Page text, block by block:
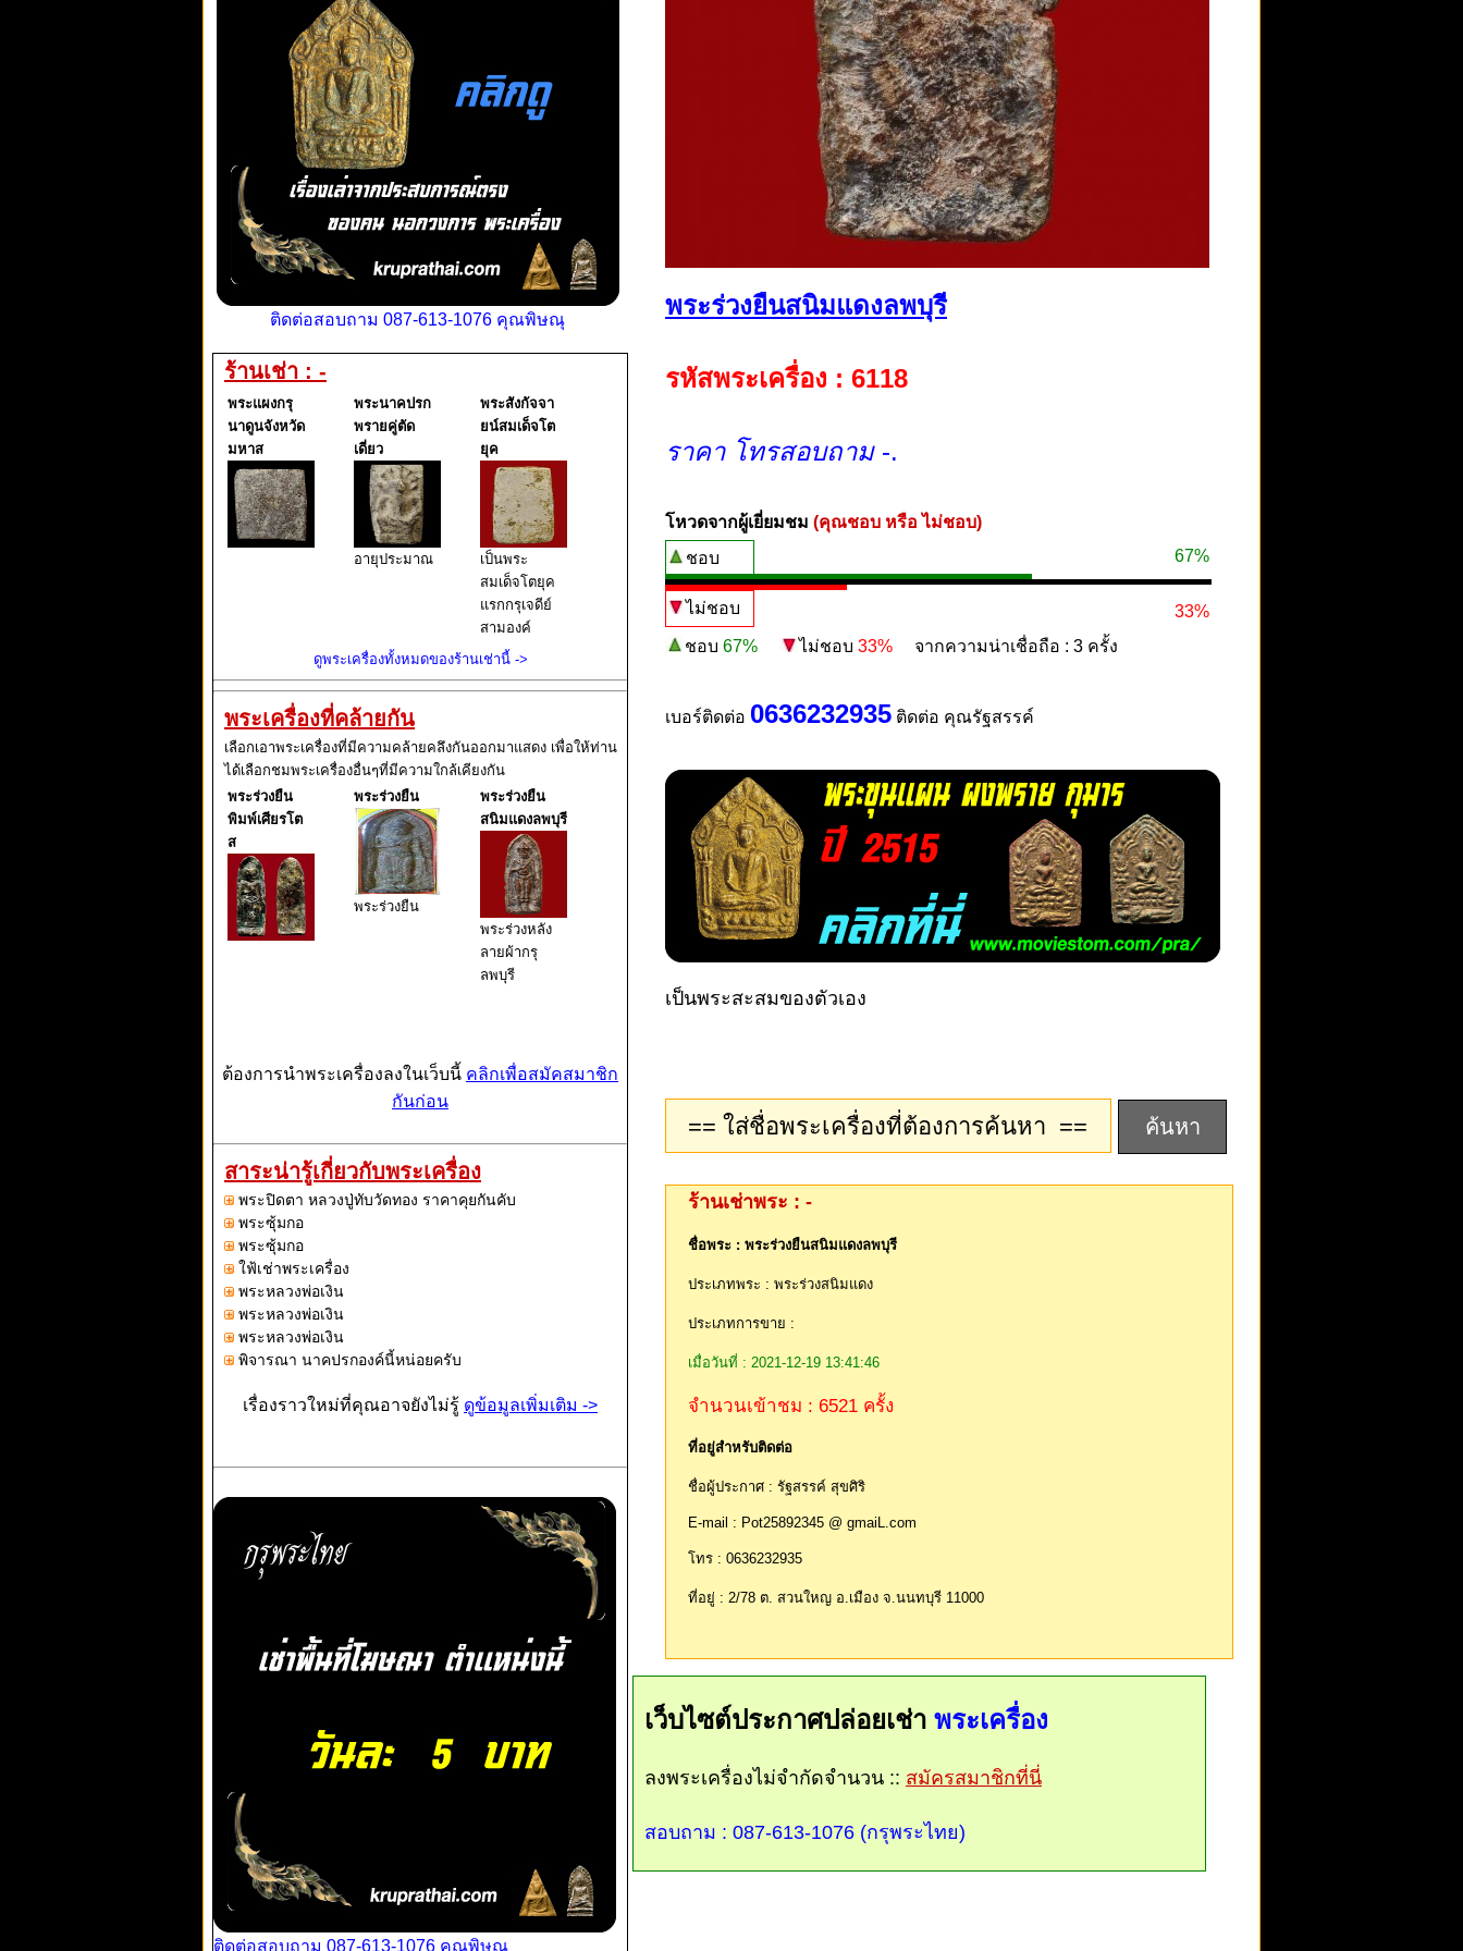
ติดต่อสอบถาม 087-613-1076 คุณพิษณุ
ร้านเช่า : -
พระแผงกรุ
นาดูนจังหวัด
มหาส
พระนาคปรก
พรายคู่ตัด
เดี่ยว
อายุประมาณ
พระสังกัจจา
ยน์สมเด็จโต
ยุค
เป็นพระ
สมเด็จโตยุค
แรกกรุเจดีย์
สามองค์
ดูพระเครื่องทั้งหมดของร้านเช่านี้ ->
พระเครื่องที่คล้ายกัน
เลือกเอาพระเครื่องที่มีความคล้ายคลึงกันออกมาแสดง เพื่อให้ท่าน
ได้เลือกชมพระเครื่องอื่นๆที่มีความใกล้เคียงกัน
พระร่วงยืน
พิมพ์เศียรโต
ส
พระร่วงยืน
พระร่วงยืน
พระร่วงยืน
สนิมแดงลพบุรี
พระร่วงหลัง
ลายผ้ากรุ
ลพบุรี
ต้องการนำพระเครื่องลงในเว็บนี้ คลิกเพื่อสมัคสมาชิก
กันก่อน
สาระน่ารู้เกี่ยวกับพระเครื่อง
พระปิดตา หลวงปู่ทับวัดทอง ราคาคุยกันคับ
พระซุ้มกอ
พระซุ้มกอ
ใฟ้เช่าพระเครื่อง
พระหลวงพ่อเงิน
พระหลวงพ่อเงิน
พระหลวงพ่อเงิน
พิจารณา นาคปรกองค์นี้หน่อยครับ
เรื่องราวใหม่ที่คุณอาจยังไม่รู้ ดูข้อมูลเพิ่มเติม ->
ติดต่อสอบถาม 087-613-1076 คุณพิษณุ
พระร่วงยืนสนิมแดงลพบุรี
รหัสพระเครื่อง : 6118
ราคา โทรสอบถาม-.
โหวดจากผู้เยี่ยมชม (คุณชอบ หรือ ไม่ชอบ)
ชอบ
67%
ไม่ชอบ
33%
ชอบ 67% ไม่ชอบ 33% จากความน่าเชื่อถือ : 3 ครั้ง
เบอร์ติดต่อ 0636232935 ติดต่อ คุณรัฐสรรค์
เป็นพระสะสมของตัวเอง
ร้านเช่าพระ : -
ชื่อพระ : พระร่วงยืนสนิมแดงลพบุรี
ประเภทพระ : พระร่วงสนิมแดง
ประเภทการขาย :
เมื่อวันที่ : 2021-12-19 13:41:46
จำนวนเข้าชม : 6521 ครั้ง
ที่อยู่สำหรับติดต่อ
ชื่อผู้ประกาศ : รัฐสรรค์ สุขศิริ
E-mail : Pot25892345 @ gmaiL.com
โทร : 0636232935
ที่อยู่ : 2/78 ต. สวนใหญ อ.เมือง จ.นนทบุรี 11000
เว็บไซต์ประกาศปล่อยเช่า พระเครื่อง
ลงพระเครื่องไม่จำกัดจำนวน :: สมัครสมาชิกที่นี่
สอบถาม : 087-613-1076 (กรุพระไทย)